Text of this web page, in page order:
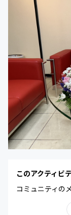
このアクティビ
コミュニティの